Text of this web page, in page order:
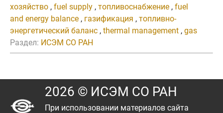
хозяйство , fuel supply , топливоснабжение , fuel
and energy balance , газификация , топливно-
энергетический баланс , thermal management , gas
Раздел: ИСЭМ СО РАН
2026 © ИСЭМ СО РАН
При использовании материалов сайта